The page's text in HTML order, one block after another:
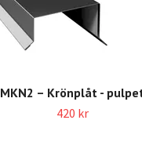
MKN2 – Krönplåt -
420 kr